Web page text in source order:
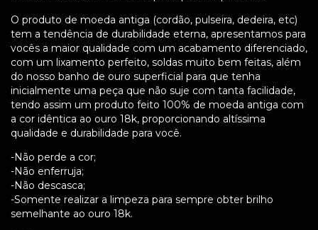
O produto de moeda antiga (cordão, pulseira, dedeira, etc)
tem a tendência de durabilidade eterna, apresentamos para
vocês a maior qualidade com um acabamento diferenciado,
com um lixamento perfeito, soldas muito bem feitas, além
do nosso banho de ouro superficial para que tenha
inicialmente uma peça que não suje com tanta facilidade,
tendo assim um produto feito 100% de moeda antiga com
a cor idêntica ao ouro 18k, proporcionando altíssima
qualidade e durabilidade para você.
-Não perde a cor;
-Não enferruja;
-Não descasca;
-Somente realizar a limpeza para sempre obter brilho
semelhante ao ouro 18k.